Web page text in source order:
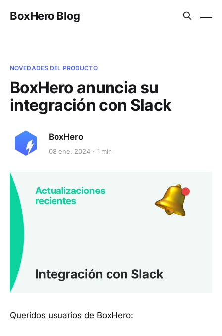
BoxHero Blog
NOVEDADES DEL PRODUCTO
BoxHero anuncia su
integración con Slack
BoxHero
08 ene. 2024 1 min
Queridos usuarios de BoxHero: